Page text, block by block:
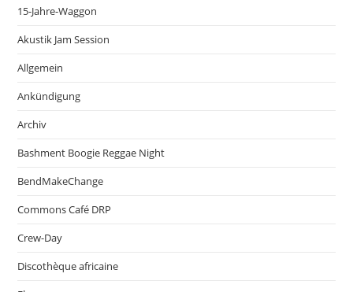
15-Jahre-Waggon
Akustik Jam Session
Allgemein
Ankündigung
Archiv
Bashment Boogie Reggae Night
BendMakeChange
Commons Café DRP
Crew-Day
Discothèque africaine